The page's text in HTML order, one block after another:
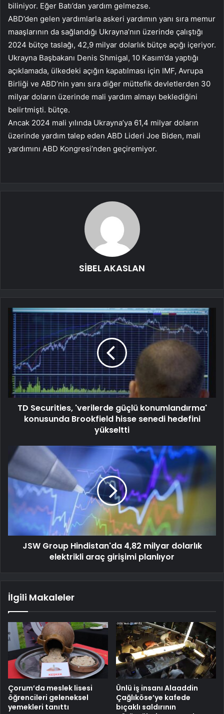
biliniyor. Eğer Batı’dan yardım gelmezse.
ABD’den gelen yardımlarla askeri yardımın yanı sıra memur
maaşlarının da sağlandığı Ukrayna’nın üzerinde çalıştığı
2024 bütçe taslağı, 42,9 milyar dolarlık bütçe açığı içeriyor.
Ukrayna Başbakanı Denis Shmigal, 10 Kasım’da yaptığı
açıklamada, ülkedeki açığın kapatılması için IMF, Avrupa
Birliği ve ABD’nin yanı sıra diğer müttefik devletlerden 30
milyar doların üzerinde mali yardım almayı beklediğini
belirtmişti. bütçe.
Ancak 2024 mali yılında Ukrayna’ya 61,4 milyar doların
üzerinde yardım talep eden ABD Lideri Joe Biden, mali
yardımını ABD Kongresi’nden geçiremiyor.
SİBEL AKASLAN
TD Securities, 'verilerde güçlü konumlandırma'
konusunda Brookfield hisse senedi hedefini
yükseltti
JSW Group Hindistan'da 4,82 milyar dolarlık
elektrikli araç girişimi planlıyor
İlgili Makaleler
Çorum’da meslek lisesi
öğrencileri geleneksel
yemekleri tanıttı
Ünlü iş insanı Alaaddin
Çağlıköse’ye kafede
bıçaklı saldırının